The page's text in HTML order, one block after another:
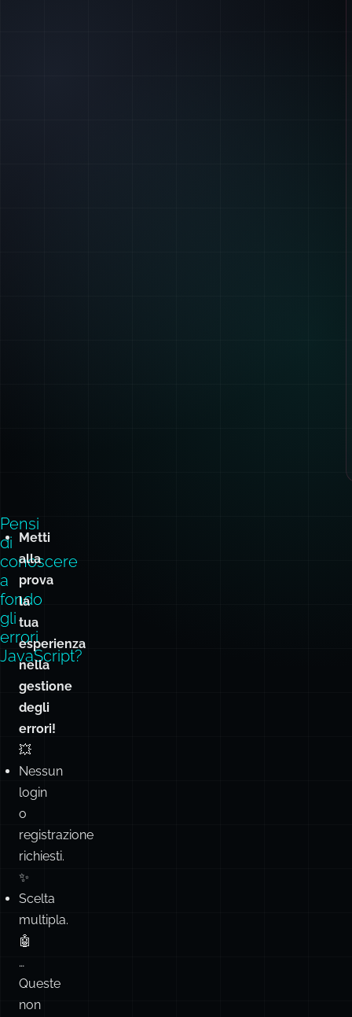
Pensi
di
conoscere
a
fondo
gli
errori
JavaScript?
Metti
alla
prova
la
tua
esperienza
nella
gestione
degli
errori!
💥
Nessun
login
o
registrazione
richiesti.
✨
Scelta
multipla.
🤖
…
Queste
non